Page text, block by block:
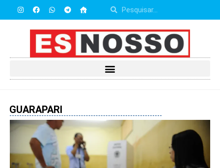
GUARAPARI